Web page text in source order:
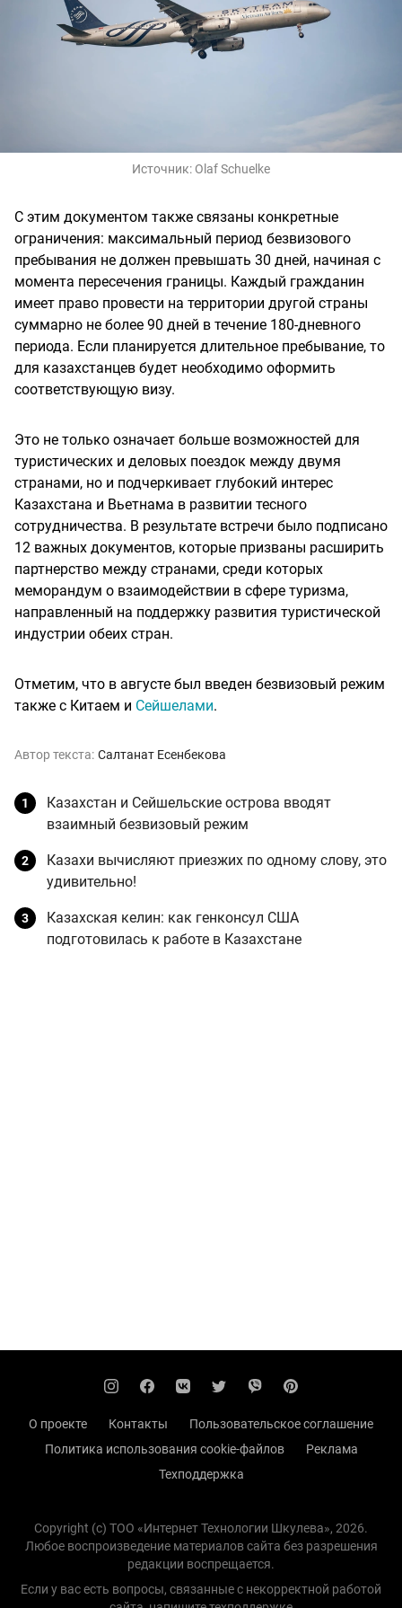
Источник: Olaf Schuelke
С этим документом также связаны конкретные
ограничения: максимальный период безвизового
пребывания не должен превышать 30 дней, начиная с
момента пересечения границы. Каждый гражданин
имеет право провести на территории другой страны
суммарно не более 90 дней в течение 180-дневного
периода. Если планируется длительное пребывание, то
для казахстанцев будет необходимо оформить
соответствующую визу.
Это не только означает больше возможностей для
туристических и деловых поездок между двумя
странами, но и подчеркивает глубокий интерес
Казахстана и Вьетнама в развитии тесного
сотрудничества. В результате встречи было подписано
12 важных документов, которые призваны расширить
партнерство между странами, среди которых
меморандум о взаимодействии в сфере туризма,
направленный на поддержку развития туристической
индустрии обеих стран.
Отметим, что в августе был введен безвизовый режим
также с Китаем и Сейшелами.
Автор текста: Салтанат Есенбекова
Казахстан и Сейшельские острова вводят
взаимный безвизовый режим
Казахи вычисляют приезжих по одному слову, это
удивительно!
Казахская келин: как генконсул США
подготовилась к работе в Казахстане
О проекте Контакты
Пользовательское соглашение
Политика использования cookie-файлов
Реклама
Техподдержка
Copyright (с) TOO «Интернет Технологии Шкулева», 2026.
Любое воспроизведение материалов сайта без разрешения
редакции воспрещается.
Если у вас есть вопросы, связанные с некорректной работой